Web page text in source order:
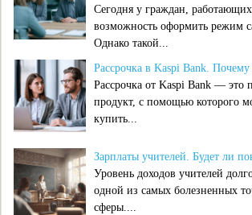
Сегодня у граждан, работающих
возможность оформить режим
Однако такой...
Рассрочка в Kaspi Bank.
Рассрочка от Kaspi Bank — это
продукт, с помощью которого
купить...
Зарплаты учителей. Будет ли
Уровень доходов учителей
одной из самых болезненных
сферы....